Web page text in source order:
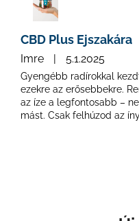
CBD Plus Ejszakára
Imre 5.1.2025
Gyengébb radírokkal
ezekre az erősebbekre.
az íze a legfontosabb –
mást. Csak felhúzod az